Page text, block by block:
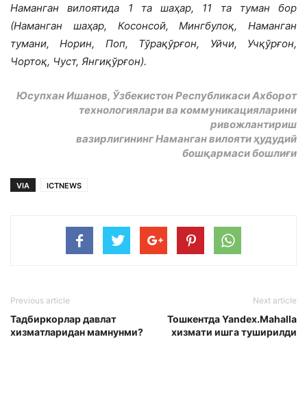
Наманган вилоятида 1 та шаҳар, 11 та туман бор
(Наманган шаҳар, Косонсой, Мингбулоқ, Наманган
тумани, Норин, Поп, Тўрақўрғон, Уйчи, Учқўрғон,
Чортоқ, Чуст, Янгиқўрғон).
Юсупхан Ишанов, Ўзбекистон Республикаси Ахборот
технологиялари ва коммуникацияларини
ривожлантириш
вазирлигининг Наманган вилояти ҳудудий
бошқармаси бошлиғи
VIA ICTNEWS
Previous article
Тадбиркорлар давлат
хизматларидан мамнунми?
Next article
Тошкентда Yandex.Mahalla
хизмати ишга туширилди